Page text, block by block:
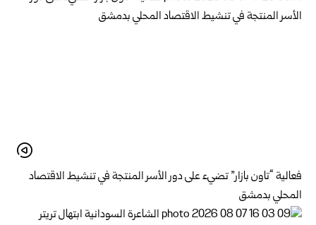
فعالية “تاون بازار” تضيء على دور الأسر المنتجة في تنشيط الاقتصاد
المحلي بدمشق